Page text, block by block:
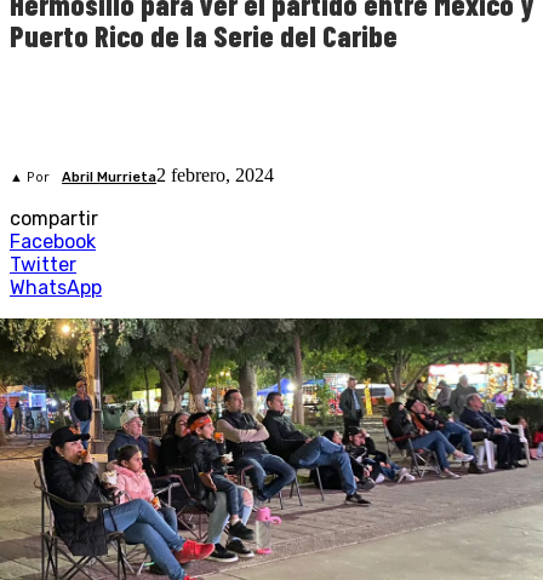
Puerto Rico de la Serie del Caribe
▲ Por Abril Murrieta2 febrero, 2024
compartir
Facebook
Twitter
WhatsApp